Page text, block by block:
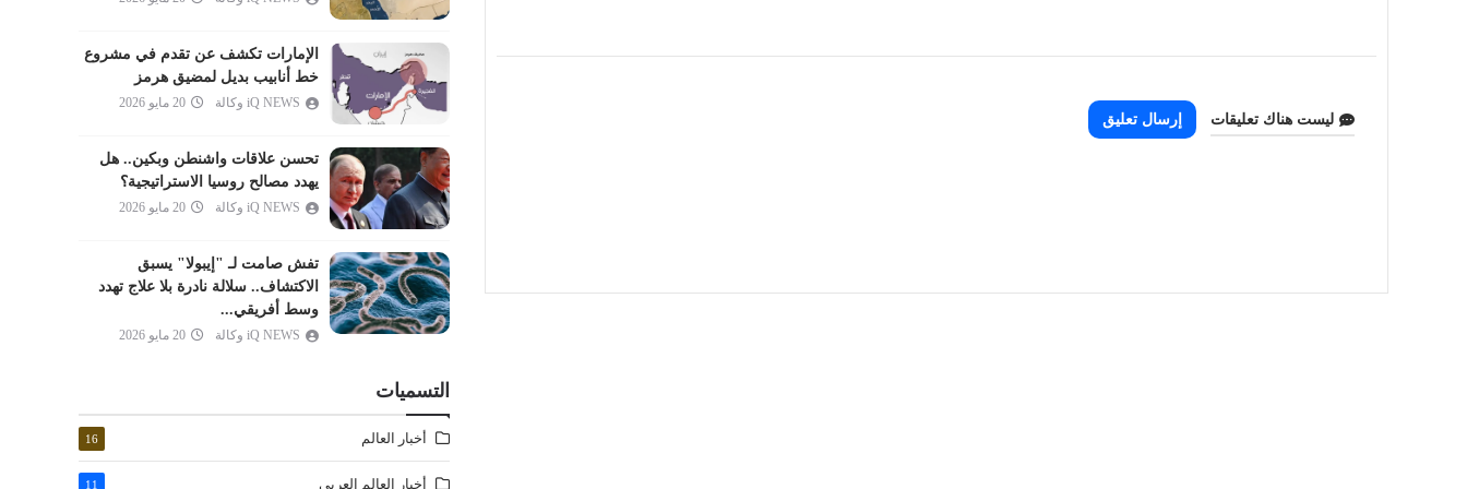
ليست هناك تعليقات إرسال تعليق
المدثر
القيامة
الإنسان
المرسلات
النبأ
النازعات
عبس
الانفطار
المطففين
الأعلى
الغاشية
الإمارات تكشف عن تقدم في مشروع
خط أنابيب بديل لمضيق هرمز
iQ NEWS وكالة 20 مايو 2026
تحسن علاقات واشنطن وبكين.. هل
يهدد مصالح روسيا الاستراتيجية؟
iQ NEWS وكالة 20 مايو 2026
تفش صامت لـ "إيبولا" يسبق
الاكتشاف.. سلالة نادرة بلا علاج تهدد
وسط أفريقي...
iQ NEWS وكالة 20 مايو 2026
التسميات
أخبار العالم 16
أخبار العالم العربي 11